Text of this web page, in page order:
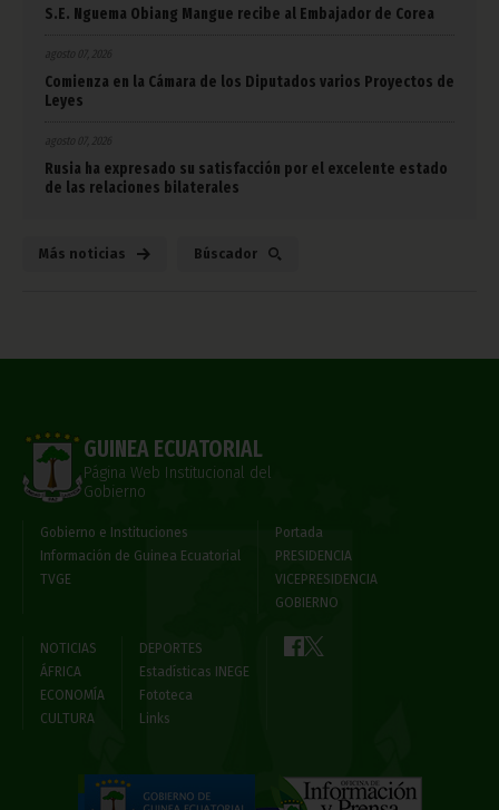
S.E. Nguema Obiang Mangue recibe al Embajador de Corea
agosto 07, 2026
Comienza en la Cámara de los Diputados varios Proyectos de
Leyes
agosto 07, 2026
Rusia ha expresado su satisfacción por el excelente estado
de las relaciones bilaterales
Más noticias Búscador
GUINEA ECUATORIAL
Página Web Institucional del
Gobierno
Gobierno e Instituciones
Información de Guinea Ecuatorial
TVGE
Portada
PRESIDENCIA
VICEPRESIDENCIA
GOBIERNO
NOTICIAS
ÁFRICA
ECONOMÍA
CULTURA
DEPORTES
Estadísticas INEGE
Fototeca
Links